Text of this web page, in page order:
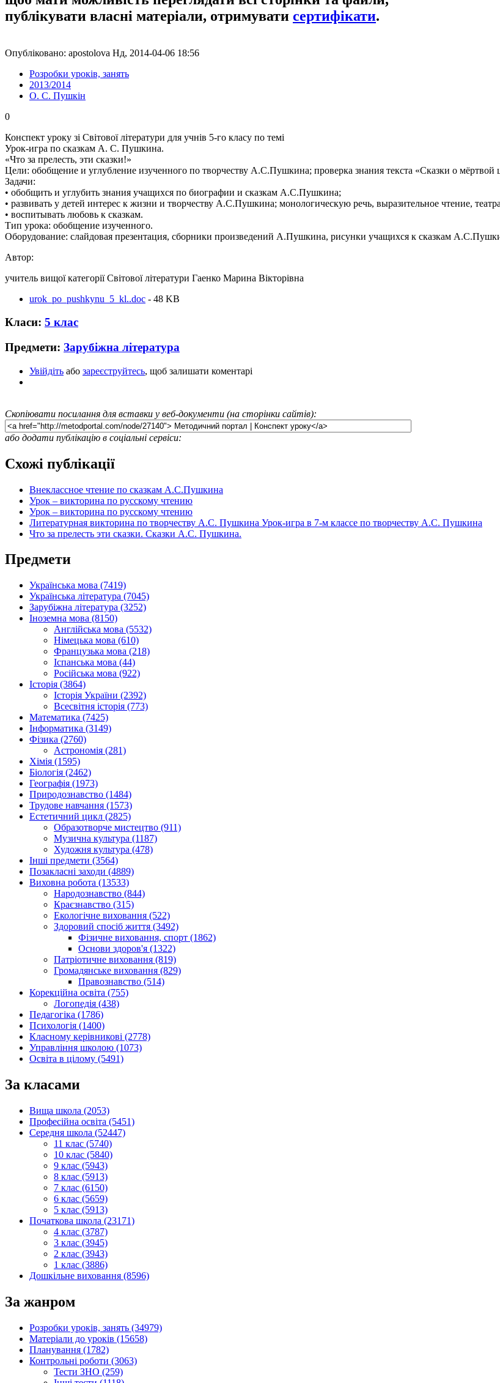
публікувати власні матеріали, отримувати сертифікати.
Опубліковано: apostolova Нд, 2014-04-06 18:56
Розробки уроків, занять
2013/2014
О. С. Пушкін
0
Конспект уроку зі Світової літератури для учнів 5-го класу по темі
Урок-игра по сказкам А. С. Пушкина.
«Что за прелесть, эти сказки!»
Цели: обобщение и углубление изученного по творчеству А.С.Пушкина; проверка знания текста «Сказки о мёртвой
Задачи:
• обобщить и углубить знания учащихся по биографии и сказкам А.С.Пушкина;
• развивать у детей интерес к жизни и творчеству А.С.Пушкина; монологическую речь, выразительное чтение,
• воспитывать любовь к сказкам.
Тип урока: обобщение изученного.
Оборудование: слайдовая презентация, сборники произведений А.Пушкина, рисунки учащихся к сказкам
Автор:
учитель вищої категорії Світової літератури Гаенко Марина Вікторівна
urok_po_pushkynu_5_kl..doc - 48 KB
Класи: 5 клас
Предмети: Зарубіжна література
Увійдіть або зареєструйтесь, щоб залишати коментарі
Скопіювати посилання для вставки у веб-документи (на сторінки сайтів):
або додати публікацію в соціальні сервіси:
Схожі публікації
Внеклассное чтение по сказкам А.С.Пушкина
Урок – викторина по русскому чтению
Урок – викторина по русскому чтению
Литературная викторина по творчеству А.С. Пушкина Урок-игра в 7-м классе по творчеству А.С. Пушкина
Что за прелесть эти сказки. Сказки А.С. Пушкина.
Предмети
Українська мова (7419)
Українська література (7045)
Зарубіжна література (3252)
Іноземна мова (8150)
Англійська мова (5532)
Німецька мова (610)
Французька мова (218)
Іспанська мова (44)
Російська мова (922)
Історія (3864)
Історія України (2392)
Всесвітня історія (773)
Математика (7425)
Інформатика (3149)
Фізика (2760)
Астрономія (281)
Хімія (1595)
Біологія (2462)
Географія (1973)
Природознавство (1484)
Трудове навчання (1573)
Естетичний цикл (2825)
Образотворче мистецтво (911)
Музична культура (1187)
Художня культура (478)
Інші предмети (3564)
Позакласні заходи (4889)
Виховна робота (13533)
Народознавство (844)
Краєзнавство (315)
Екологічне виховання (522)
Здоровий спосіб життя (3492)
Фізичне виховання, спорт (1862)
Основи здоров'я (1322)
Патріотичне виховання (819)
Громадянське виховання (829)
Правознавство (514)
Корекційна освіта (755)
Логопедія (438)
Педагогіка (1786)
Психологія (1400)
Класному керівникові (2778)
Управління школою (1073)
Освіта в цілому (5491)
За класами
Вища школа (2053)
Професійна освіта (5451)
Середня школа (52447)
11 клас (5740)
10 клас (5840)
9 клас (5943)
8 клас (5913)
7 клас (6150)
6 клас (5659)
5 клас (5913)
Початкова школа (23171)
4 клас (3787)
3 клас (3945)
2 клас (3943)
1 клас (3886)
Дошкільне виховання (8596)
За жанром
Розробки уроків, занять (34979)
Матеріали до уроків (15658)
Планування (1782)
Контрольні роботи (3063)
Тести ЗНО (259)